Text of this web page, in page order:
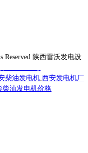
Reserved 陕西雷沃发电设
柴油发电机 西安发电机厂
柴油发电机价格